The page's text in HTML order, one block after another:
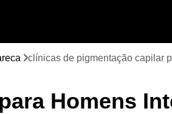
Curso de
Curso de
clínicas de pigmentação capilar
Homens